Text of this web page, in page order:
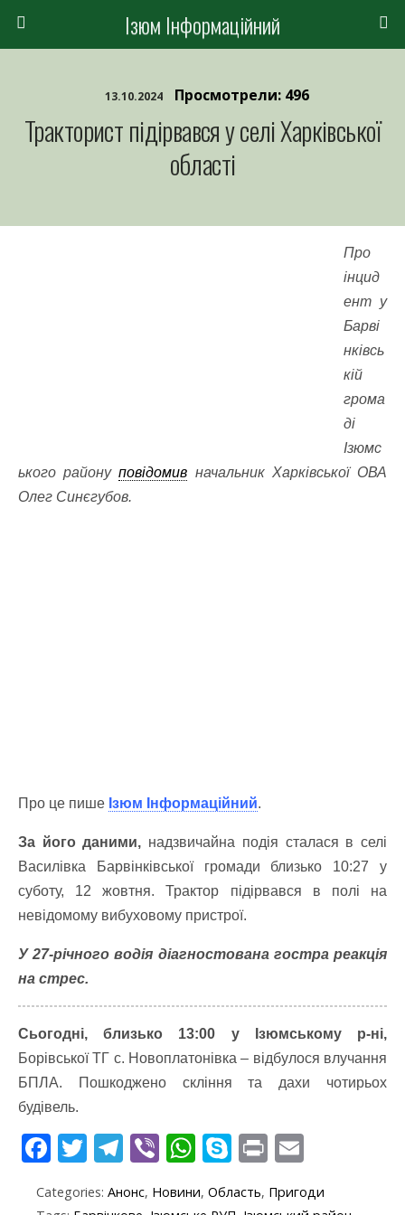
Ізюм Інформаційний
13.10.2024 Просмотрели: 496
Тракторист підірвався у селі Харківської
області
Про
інцид
ент у
Барві
нківсь
кій
грома
ді
Ізюмс
ького районуповідомив начальник Харківської ОВА
Олег Синєгубов.
Про це пише Ізюм Інформаційний.
За його даними, надзвичайна подія сталася в селі
Василівка Барвінківської громади близько 10:27 у
суботу, 12 жовтня. Трактор підірвався в полі на
невідомому вибуховому пристрої.
У 27-річного водія діагностована гостра реакція
на стрес.
Сьогодні, близько 13:00 у Ізюмському р-ні,
Борівської ТГ с. Новоплатонівка – відбулося влучання
БПЛА. Пошкоджено скління та дахи чотирьох
будівель.
F
e
T
itt
T
e
Vi
er
W
at
S
y
Pr
t ai
Categories: Анонс, Новини, Область, Пригоди